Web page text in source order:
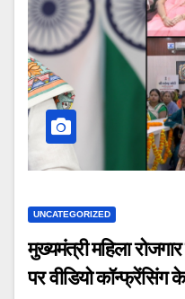
UNCATEGORIZED
मुख्यमंत्री महिला
पर वीडियो कॉन्फ्रेंसिंग